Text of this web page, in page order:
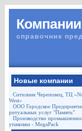
справочник
Новые компании
Ситилинк Череповец, ТЦ
West»
ООО Городское
ритуальных услуг "Память"
Производство
упаковки - MegaPack